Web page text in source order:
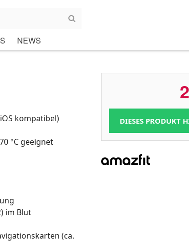
NEWS
kompatibel)
°C geeignet
im Blut
(ca.
DIESES PRODUKT